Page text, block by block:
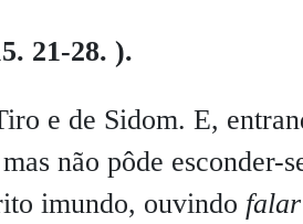
21-28. ).
e de Sidom. E,
não pôde esconder-
imundo, ouvindo falar